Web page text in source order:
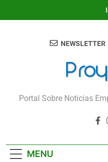
Proyecta
Portal Sobre Noticias
NEWSLETTER
MENU